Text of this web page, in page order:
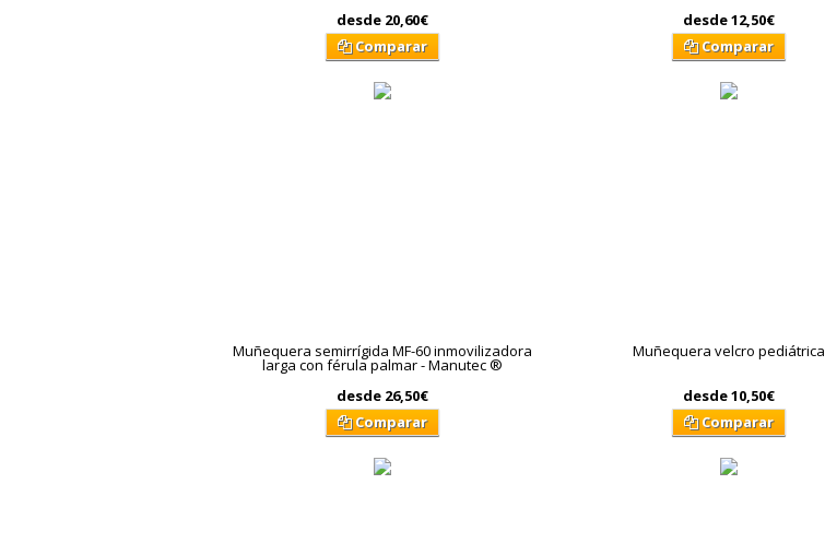
desde 20,60€
Comparar
Muñequera semirrígida MF-60 inmovilizadora
larga con férula palmar - Manutec ®
desde 26,50€
Comparar
desde12,50€
Comparar
Muñequera velcro pediátrica
desde10,50€
Comparar